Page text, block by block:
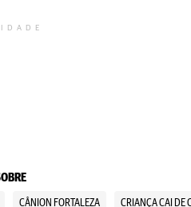
CÂNION FORTALEZA CRIANÇA CAI DE